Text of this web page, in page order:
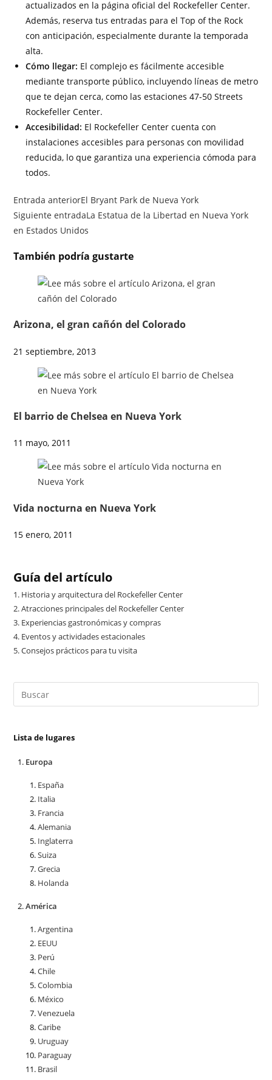
actualizados en la página oficial del Rockefeller Center.
Además, reserva tus entradas para el Top of the Rock
con anticipación, especialmente durante la temporada
alta.
Cómo llegar: El complejo es fácilmente accesible
mediante transporte público, incluyendo líneas de metro
que te dejan cerca, como las estaciones 47-50 Streets
Rockefeller Center.
Accesibilidad: El Rockefeller Center cuenta con
instalaciones accesibles para personas con movilidad
reducida, lo que garantiza una experiencia cómoda para
todos.
Entrada anteriorEl Bryant Park de Nueva York
Siguiente entradaLa Estatua de la Libertad en Nueva York
en Estados Unidos
También podría gustarte
Arizona, el gran cañón del Colorado
21 septiembre, 2013
El barrio de Chelsea en Nueva York
11 mayo, 2011
Vida nocturna en Nueva York
15 enero, 2011
Guía del artículo
1. Historia y arquitectura del Rockefeller Center
2.Atracciones principales del Rockefeller Center
3. Experiencias gastronómicas y compras
4. Eventos y actividades estacionales
5.Consejos prácticos para tu visita
Lista de lugares
Europa
España
Italia
Francia
Alemania
Inglaterra
Suiza
Grecia
Holanda
América
Argentina
EEUU
Perú
Chile
Colombia
México
Venezuela
Caribe
Uruguay
Paraguay
Brasil